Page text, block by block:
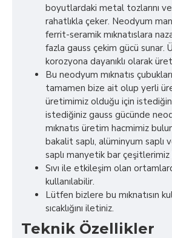
boyutlardaki metal tozlarını ve
rahatlıkla çeker. Neodyum
ferrit-seramik mıknatıslara
fazla gauss çekim gücü sunar.
korozyona dayanıklı olarak
Bu neodyum mıknatıs
tamamen bize ait olup yerli
üretimimiz olduğu için
istediğiniz gauss gücünde
mıknatıs üretim hacmimiz
bakalit saplı, alüminyum saplı
saplı manyetik bar çeşitlerimiz
Sıvı ile etkileşim olan
kullanılabilir.
Lütfen bizlere bu mıknatısın
sıcaklığını iletiniz.
Teknik Özellikler